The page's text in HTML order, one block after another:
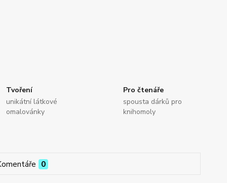
Tvoření
unikátní látkové
omalovánky
Pro čtenáře
spousta dárků pro
knihomoly
0